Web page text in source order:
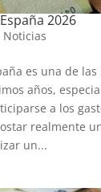
2026
Noticias
es una de
años,
a los
realmente
un...